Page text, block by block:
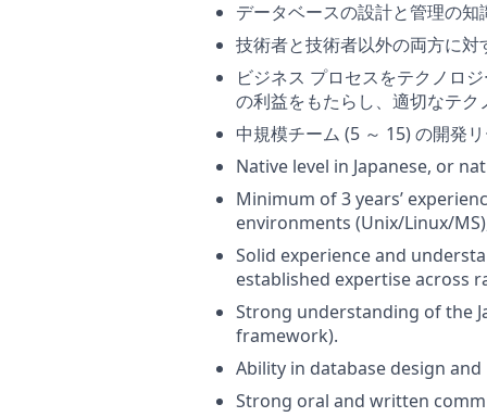
データベースの設計と管理の
技術者と技術者以外の両方に
ビジネス プロセスをテクノロ
の利益をもたらし、適切なテ
中規模チーム (5 ～ 15) の開発
Native level in Japanese, or
Minimum of 3 years’
environments (Unix/Linux/
Solid experience and
established expertise across
Strong understanding of the
framework).
Ability in database design
Strong oral and written